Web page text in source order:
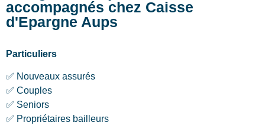
accompagnés chez Caisse
d'Epargne Aups
Particuliers
✅ Nouveaux assurés
✅ Couples
✅ Seniors
✅ Propriétaires bailleurs